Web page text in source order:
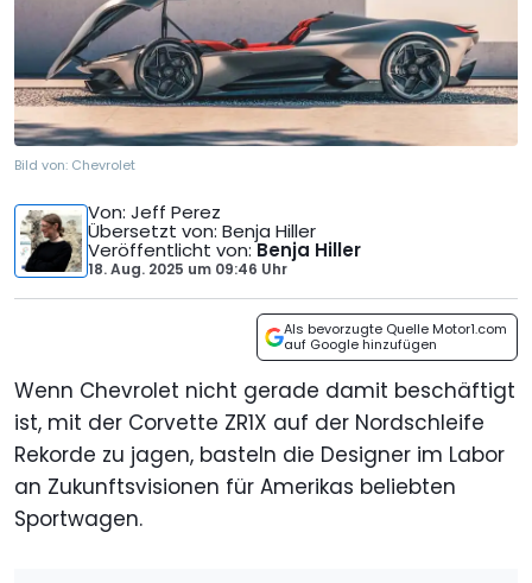
Bild von: Chevrolet
Von: Jeff Perez
Übersetzt von: Benja Hiller
Veröffentlicht von:Benja Hiller
18. Aug. 2025 um 09:46 Uhr
Als bevorzugte Quelle Motor1.com
auf Google hinzufügen
Wenn Chevrolet nicht gerade damit beschäftigt
ist, mit der Corvette ZR1X auf der Nordschleife
Rekorde zu jagen, basteln die Designer im Labor
an Zukunftsvisionen für Amerikas beliebten
Sportwagen.